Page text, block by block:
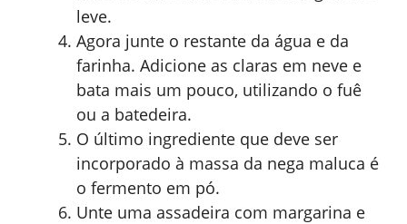
leve.
Agora junte o restante da água e da
farinha. Adicione as claras em neve e
bata mais um pouco, utilizando o fuê
ou a batedeira.
O último ingrediente que deve ser
incorporado à massa da nega maluca é
o fermento em pó.
Unte uma assadeira com margarina e